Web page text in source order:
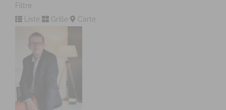
Filtre
Liste
Grille Carte